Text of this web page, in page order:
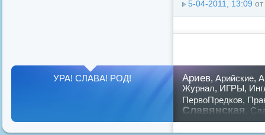
5-04-2011, 13:09 от
Ариев, Арийские,
Журнал, ИГРЫ,
ПервоПредков,
Славянская
русский,славян
УРА! СЛАВА! РОД!